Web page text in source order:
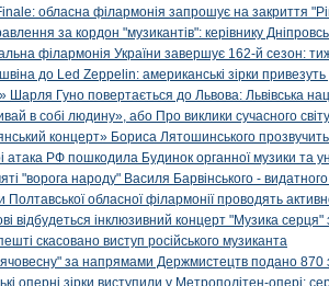
обласна філармонія запрошує на закриття
за кордон "музикантів": керівнику
філармонія України завершує 162-й сезон:
до Led Zeppelin: американські зірки
Шарля Гуно повертається до Львова: Львівська
в собі людину», або Про виклики сучасного світу
концерт» Бориса Лятошинського
атака РФ пошкодила Будинок органної музики та
"ворога народу" Василя Барвінського -
Полтавської обласної філармонії проводять
відбудеться інклюзивний концерт "Музика
скасовано виступ російського музиканта
за напрямами Держмистецтв подано 870
оперні зірки виступили у Метрополітен-опері: